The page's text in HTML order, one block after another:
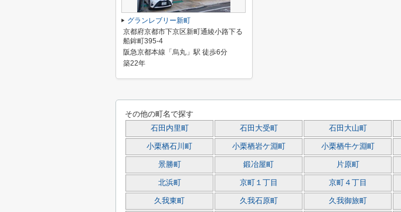
グランレブリー新町
京都府京都市下京区新町通綾小路下る
船鉾町395-4
阪急京都本線「烏丸」駅 徒歩6分
築22年
その他の町名で探す
石田内里町 石田大受町 石田大山町
小栗栖石川町 小栗栖岩ケ淵町 小栗栖牛ケ淵町
景勝町 鍛冶屋町 片原町
北浜町 京町１丁目 京町４丁目
久我東町 久我石原町 久我御旅町